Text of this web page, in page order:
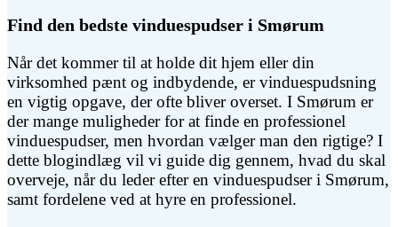
Find den bedste vinduespudser i Smørum
Når det kommer til at holde dit hjem eller din
virksomhed pænt og indbydende, er vinduespudsning
en vigtig opgave, der ofte bliver overset. I Smørum er
der mange muligheder for at finde en professionel
vinduespudser, men hvordan vælger man den rigtige? I
dette blogindlæg vil vi guide dig gennem, hvad du skal
overveje, når du leder efter en vinduespudser i Smørum,
samt fordelene ved at hyre en professionel.